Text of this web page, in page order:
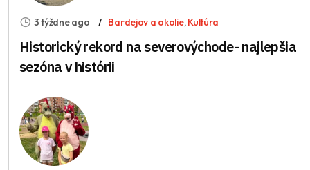
3 týždne ago Bardejov a okolie,Kultúra
Historický rekord na severovýchode- najlepšia
sezóna v histórii